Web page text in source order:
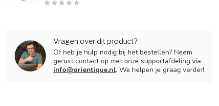
Vragen over dit product?
Of heb je hulp nodig bij het bestellen? Neem
gerust contact op met onze supportafdeling via
info@orientique.nl. We helpen je graag verder!